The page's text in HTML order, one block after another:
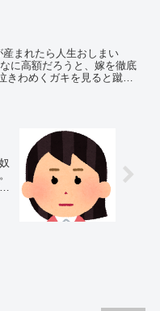
産まれたら人生おしまい
に高額だろうと、嫁を徹底
きわめくガキを見ると蹴り